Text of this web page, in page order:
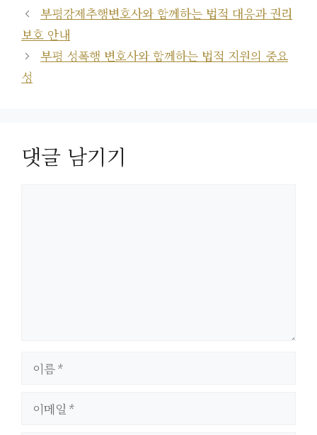
테
고
리
부평강제추행변호사와 함께하는 법적 대응과 권리
보호 안내
부평 성폭행 변호사와 함께하는 법적 지원의 중요
성
댓글 남기기